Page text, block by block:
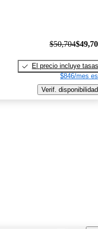
$50,704
El precio incluye tasas
$846/mes
Verif. disponibilidad